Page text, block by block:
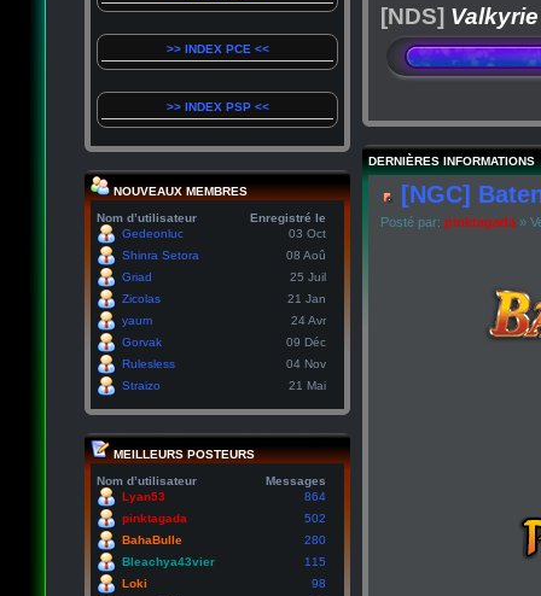
>> INDEX PCE <<
>> INDEX PSP <<
NOUVEAUX MEMBRES
Nom d’utilisateur
Enregistré le
Gedeonluc
03 Oct
Shinra Setora
08 Aoû
Griad
25 Juil
Zicolas
21 Jan
yaum
24 Avr
Gorvak
09 Déc
Rulesless
04 Nov
Straizo
21 Mai
MEILLEURS POSTEURS
Nom d’utilisateur
Messages
Lyan53
864
pinktagada
502
BahaBulle
280
Bleachya43vier
115
Loki
98
[NDS]
DERNIÈRES INFORMATIONS
[NGC]
Posté par: pinktagada »